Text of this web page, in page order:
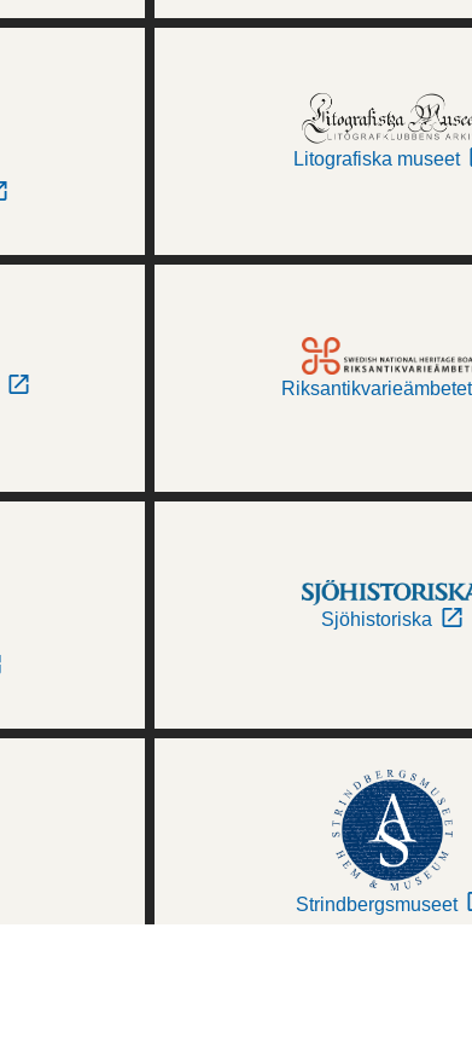
Litografiska museet
Riksantikvarieämbetet
Sjöhistoriska
Strindbergsmuseet